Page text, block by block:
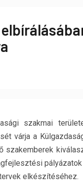
szakmai
várja a
elkészítéséhez.